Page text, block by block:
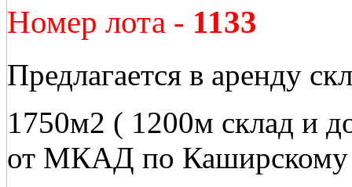
Номер лота - 1133
Предлагается в аренду
1750м2 ( 1200м склад и
от МКАД по